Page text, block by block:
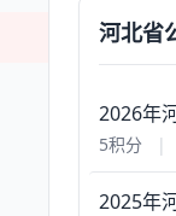
河北省
2026年
5积分 |
2025年